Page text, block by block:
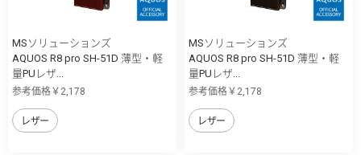
MSソリューションズ
AQUOS R8 pro SH-51D 薄型・軽
量PUレザ...
参考価格￥2,178
レザー
MSソリューションズ
AQUOS R8 pro SH-51D 薄型・軽
量PUレザ...
参考価格￥2,178
レザー